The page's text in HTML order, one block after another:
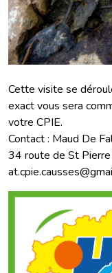
Cette visite se
exact vous sera
votre CPIE.
Contact : Maud De
34 route de St